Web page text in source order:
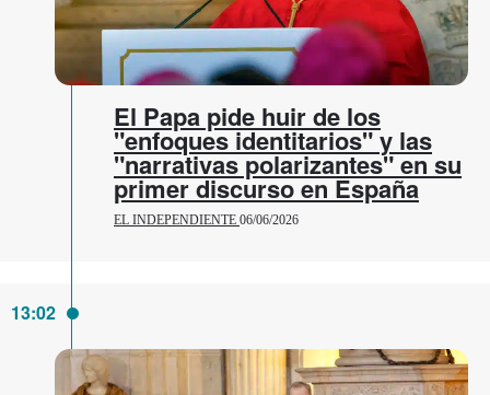
El Papa pide huir de los
"enfoques identitarios" y las
"narrativas polarizantes" en su
primer discurso en España
EL INDEPENDIENTE 06/06/2026
13:02